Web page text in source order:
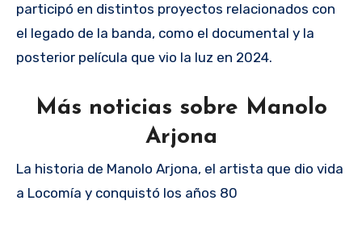
participó en distintos proyectos relacionados con
el legado de la banda, como el documental y la
posterior película que vio la luz en 2024.
Más noticias sobre Manolo
Arjona
La historia de Manolo Arjona, el artista que dio vida
a Locomía y conquistó los años 80